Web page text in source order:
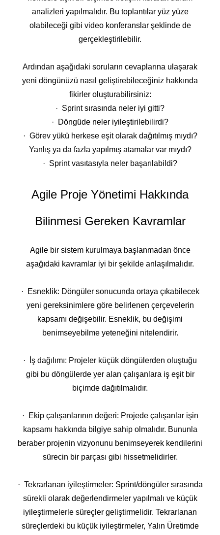
analizleri yapılmalıdır. Bu toplantılar yüz yüze
olabileceği gibi video konferanslar şeklinde de
gerçekleştirilebilir.
Ardından aşağıdaki soruların cevaplarına ulaşarak
yeni döngünüzü nasıl geliştirebileceğiniz hakkında
fikirler oluşturabilirsiniz:
· Sprint sırasında neler iyi gitti?
· Döngüde neler iyileştirilebilirdi?
· Görev yükü herkese eşit olarak dağıtılmış mıydı?
Yanlış ya da fazla yapılmış atamalar var mıydı?
· Sprint vasıtasıyla neler başarılabildi?
Agile Proje Yönetimi Hakkında
Bilinmesi Gereken Kavramlar
Agile bir sistem kurulmaya başlanmadan önce
aşağıdaki kavramlar iyi bir şekilde anlaşılmalıdır.
· Esneklik: Döngüler sonucunda ortaya çıkabilecek
yeni gereksinimlere göre belirlenen çerçevelerin
kapsamı değişebilir. Esneklik, bu değişimi
benimseyebilme yeteneğini nitelendirir.
· İş dağılımı: Projeler küçük döngülerden oluştuğu
gibi bu döngülerde yer alan çalışanlara iş eşit bir
biçimde dağıtılmalıdır.
· Ekip çalışanlarının değeri: Projede çalışanlar işin
kapsamı hakkında bilgiye sahip olmalıdır. Bununla
beraber projenin vizyonunu benimseyerek kendilerini
sürecin bir parçası gibi hissetmelidirler.
· Tekrarlanan iyileştirmeler: Sprint/döngüler sırasında
sürekli olarak değerlendirmeler yapılmalı ve küçük
iyileştirmelerle süreçler geliştirmelidir. Tekrarlanan
süreçlerdeki bu küçük iyileştirmeler, Yalın Üretimde